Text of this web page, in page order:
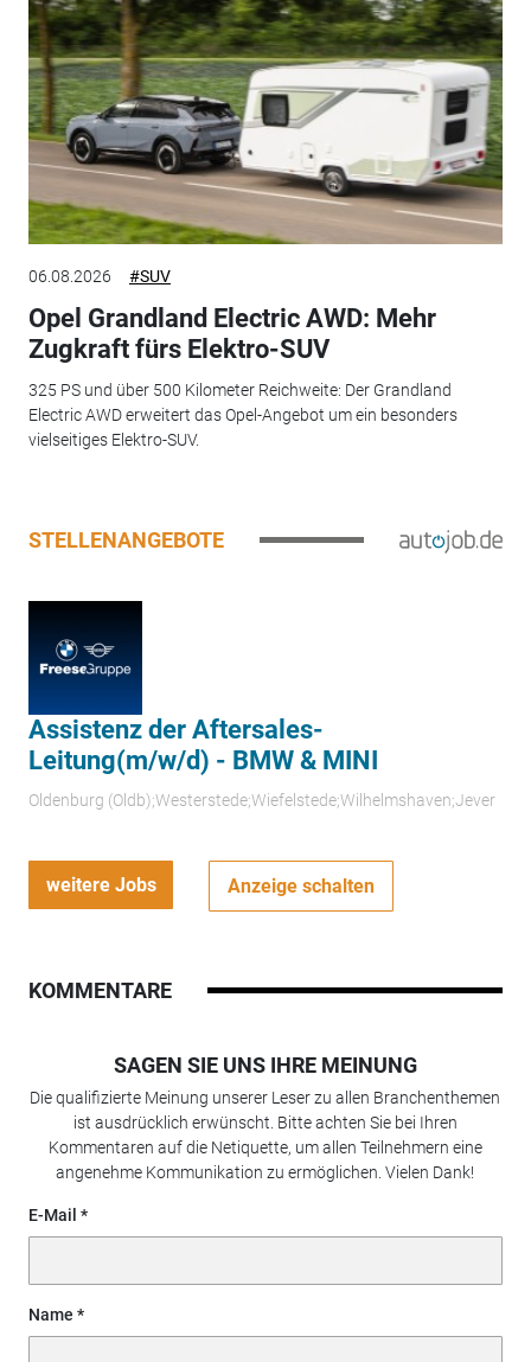
06.08.2026 #SUV
Opel Grandland Electric AWD: Mehr
Zugkraft fürs Elektro-SUV
325 PS und über 500 Kilometer Reichweite: Der Grandland
Electric AWD erweitert das Opel-Angebot um ein besonders
vielseitiges Elektro-SUV.
STELLENANGEBOTE
Assistenz der Aftersales-
Leitung(m/w/d) - BMW & MINI
Oldenburg (Oldb);Westerstede;Wiefelstede;Wilhelmshaven;Jever
weitere Jobs Anzeige schalten
KOMMENTARE
SAGEN SIE UNS IHRE MEINUNG
Die qualifizierte Meinung unserer Leser zu allen Branchenthemen
ist ausdrücklich erwünscht. Bitte achten Sie bei Ihren
Kommentaren auf die Netiquette, um allen Teilnehmern eine
angenehme Kommunikation zu ermöglichen. Vielen Dank!
E-Mail
Name